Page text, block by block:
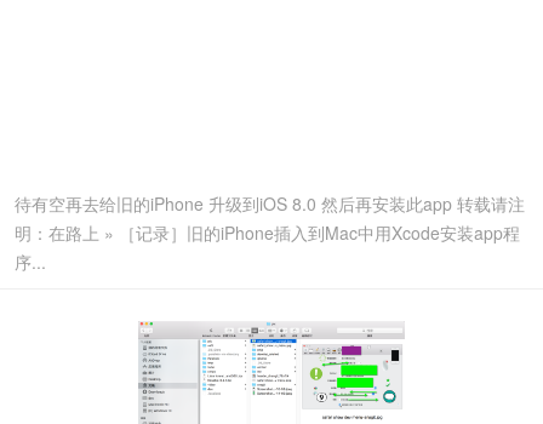
待有空再去给旧的iPhone 升级到iOS 8.0 然后再安装此app 转载请注
明：在路上 » ［记录］旧的iPhone插入到Mac中用Xcode安装app程
序...